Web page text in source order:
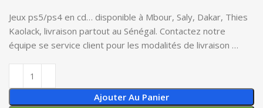
Jeux ps5/ps4 en cd… disponible à Mbour, Saly, Dakar, Thies
Kaolack, livraison partout au Sénégal. Contactez notre
équipe se service client pour les modalités de livraison …
Ajouter Au Panier